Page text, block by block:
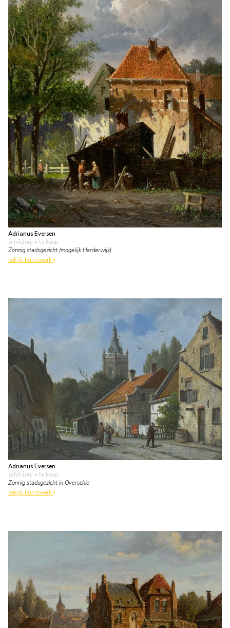
Adrianus Eversen
schilderij • te koop
Zonnig stadsgezicht (mogelijk Harderwijk)
bekijk kunstwerk
Adrianus Eversen
schilderij • te koop
Zonnig stadsgezicht in Overschie
bekijk kunstwerk